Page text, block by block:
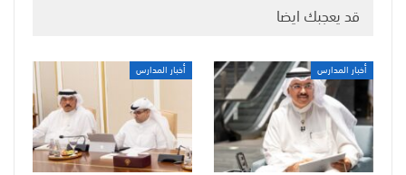
قد يعجبك ايضا
أخبار المدارس أخبار المدارس